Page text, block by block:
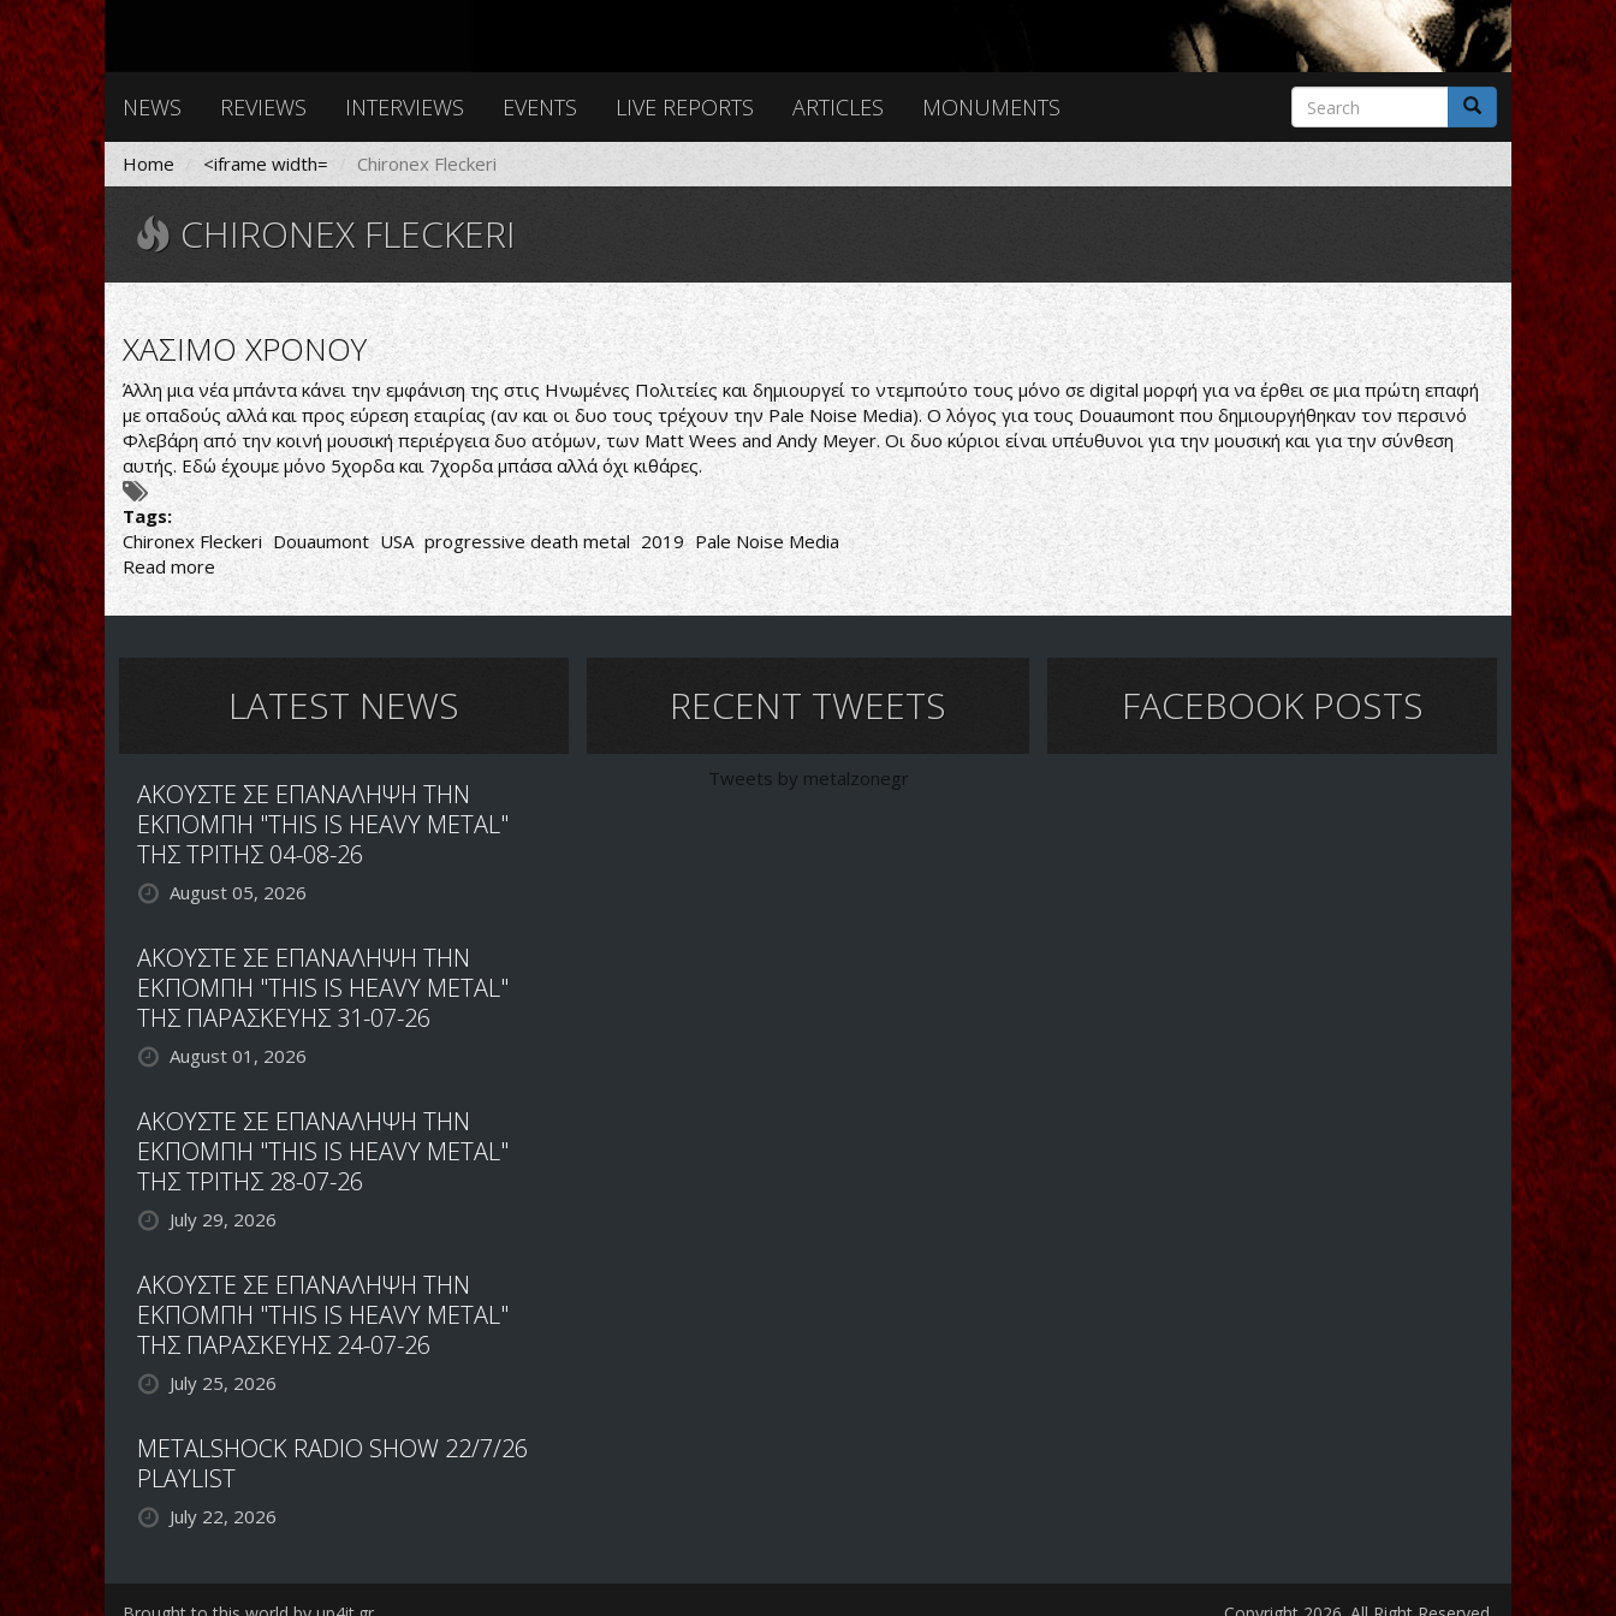
NEWS REVIEWS INTERVIEWS EVENTS LIVE REPORTS ARTICLES MONUMENTS
Search
form
Search
Home <iframe width= Chironex Fleckeri
CHIRONEX FLECKERI
ΧΑΣΙΜΟ ΧΡΟΝΟΥ
Άλλη μια νέα μπάντα κάνει την εμφάνιση της στις Ηνωμένες Πολιτείες και δημιουργεί το ντεμπούτο τους μόνο σε digital μορφή για να έρθει σε μια πρώτη επαφή
με οπαδούς αλλά και προς εύρεση εταιρίας (αν και οι δυο τους τρέχουν την Pale Noise Media). Ο λόγος για τους Douaumont που δημιουργήθηκαν τον περσινό
Φλεβάρη από την κοινή μουσική περιέργεια δυο ατόμων, των Matt Wees and Andy Meyer. Οι δυο κύριοι είναι υπέυθυνοι για την μουσική και για την σύνθεση
αυτής. Εδώ έχουμε μόνο 5χορδα και 7χορδα μπάσα αλλά όχι κιθάρες.
Tags:
Chironex Fleckeri Douaumont USA progressive death metal 2019 Pale Noise Media
Read more about
ΧΑΣΙΜΟ
ΧΡΟΝΟΥ
LATEST NEWS
ΑΚΟΥΣΤΕ ΣΕ ΕΠΑΝΑΛΗΨΗ ΤΗΝ
ΕΚΠΟΜΠΗ "THIS IS HEAVY METAL"
ΤΗΣ ΤΡΙΤΗΣ 04-08-26
August 05, 2026
ΑΚΟΥΣΤΕ ΣΕ ΕΠΑΝΑΛΗΨΗ ΤΗΝ
ΕΚΠΟΜΠΗ "THIS IS HEAVY METAL"
ΤΗΣ ΠΑΡΑΣΚΕΥΗΣ 31-07-26
August 01, 2026
ΑΚΟΥΣΤΕ ΣΕ ΕΠΑΝΑΛΗΨΗ ΤΗΝ
ΕΚΠΟΜΠΗ "THIS IS HEAVY METAL"
ΤΗΣ ΤΡΙΤΗΣ 28-07-26
July 29, 2026
ΑΚΟΥΣΤΕ ΣΕ ΕΠΑΝΑΛΗΨΗ ΤΗΝ
ΕΚΠΟΜΠΗ "THIS IS HEAVY METAL"
ΤΗΣ ΠΑΡΑΣΚΕΥΗΣ 24-07-26
July 25, 2026
METALSHOCK RADIO SHOW 22/7/26
PLAYLIST
July 22, 2026
RECENT TWEETS
Tweets by metalzonegr
FACEBOOK POSTS